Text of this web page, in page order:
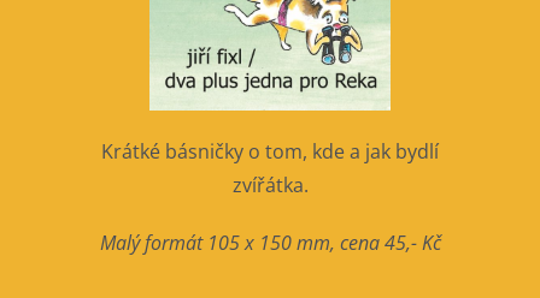
Krátké básničky o tom, kde a jak bydlí
zvířátka.
Malý formát 105 x 150 mm, cena 45,- Kč